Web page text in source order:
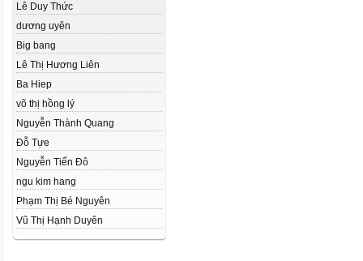
Lê Duy Thức
dương uyên
Big bang
Lê Thị Hương Liên
Ba Hiep
võ thị hồng lý
Nguyễn Thành Quang
Đỗ Tựe
Nguyễn Tiến Đô
ngu kim hang
Phạm Thị Bé Nguyên
Vũ Thị Hạnh Duyên